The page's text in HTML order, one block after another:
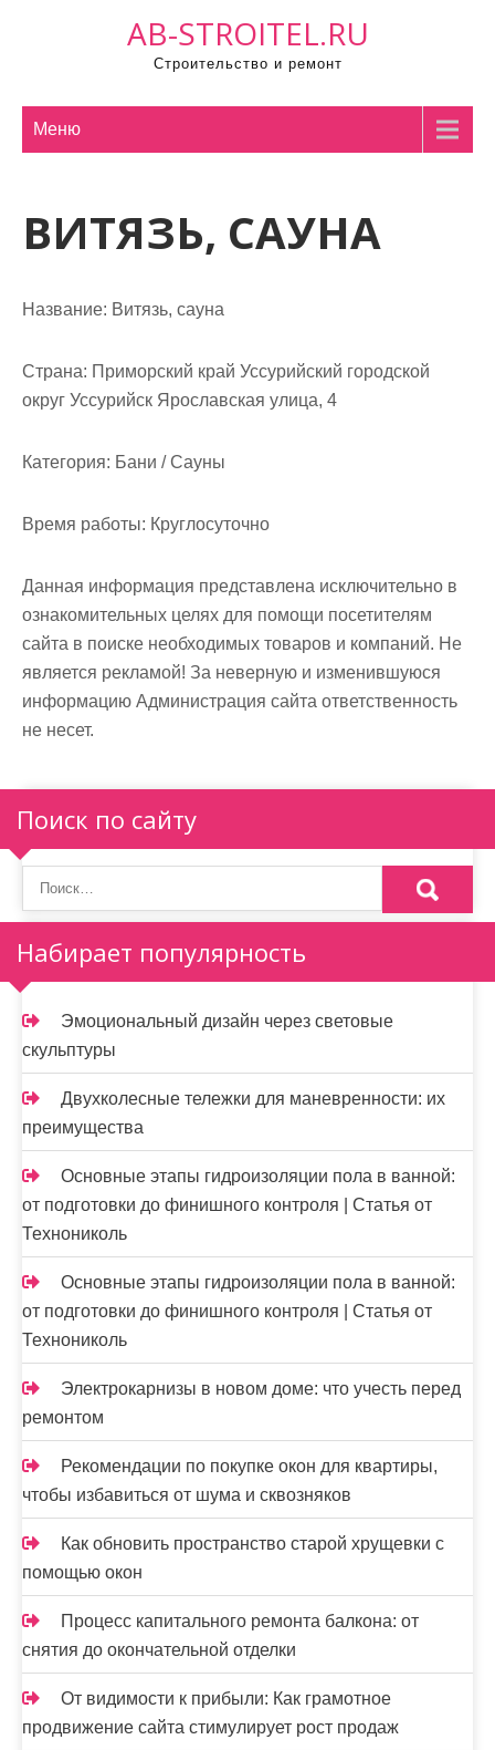
AB-STROITEL.RU
Строительство и ремонт
Меню
ВИТЯЗЬ, САУНА
Название: Витязь, сауна
Страна: Приморский край Уссурийский городской
округ Уссурийск Ярославская улица, 4
Категория: Бани / Сауны
Время работы: Круглосуточно
Данная информация представлена исключительно в
ознакомительных целях для помощи посетителям
сайта в поиске необходимых товаров и компаний. Не
является рекламой! За неверную и изменившуюся
информацию Администрация сайта ответственность
не несет.
Поиск по сайту
Набирает популярность
Эмоциональный дизайн через световые
скульптуры
Двухколесные тележки для маневренности: их
преимущества
Основные этапы гидроизоляции пола в ванной:
от подготовки до финишного контроля | Статья от
Технониколь
Основные этапы гидроизоляции пола в ванной:
от подготовки до финишного контроля | Статья от
Технониколь
Электрокарнизы в новом доме: что учесть перед
ремонтом
Рекомендации по покупке окон для квартиры,
чтобы избавиться от шума и сквозняков
Как обновить пространство старой хрущевки с
помощью окон
Процесс капитального ремонта балкона: от
снятия до окончательной отделки
От видимости к прибыли: Как грамотное
продвижение сайта стимулирует рост продаж